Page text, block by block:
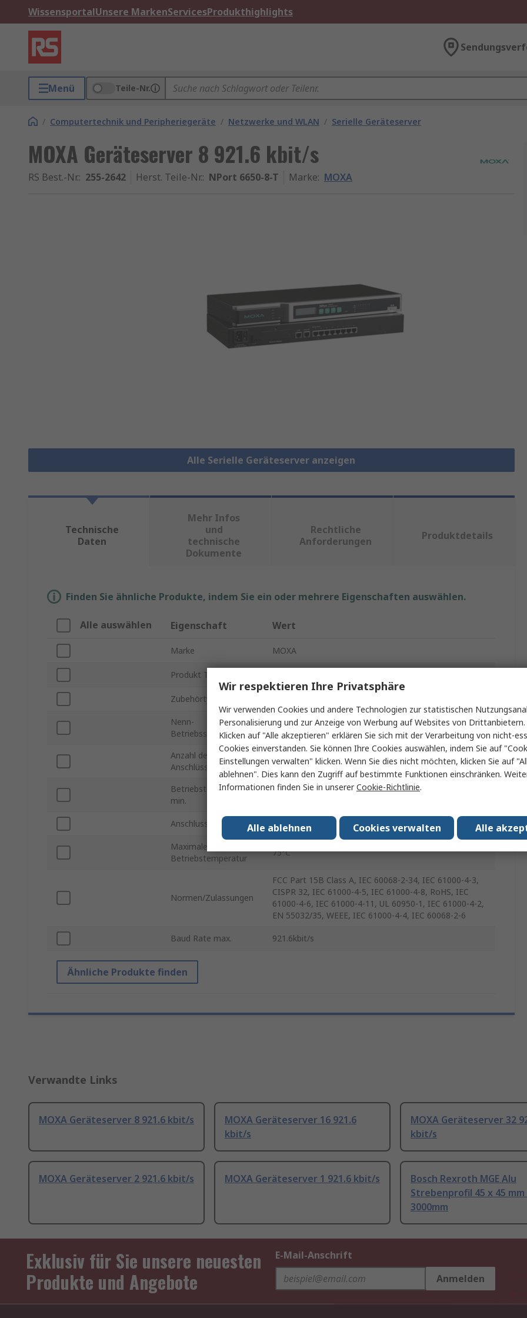
WissensportalUnsere MarkenServicesProdukthighlights
Menü Teile-Nr.
/ Computertechnik und Peripheriegeräte / Netzwerke und WLAN / Serielle Geräteserver
MOXA Geräteserver 8 921.6 kbit/s
RS Best.-Nr.: 255-2642 Herst. Teile-Nr.: NPort 6650-8-T Marke: MOXA
Alle Serielle Geräteserver anzeigen
Technische
Daten
Mehr Infos
und
technische
Dokumente
Rechtliche
Anforderungen
Produktdetails
Finden Sie ähnliche Produkte, indem Sie ein oder mehrere Eigenschaften auswählen.
Alle auswählen Eigenschaft Wert
Marke MOXA
Produkt Typ
Zubehörtyp
Nenn-
Betriebsspannung:
100 V ac
Anzahl der
Anschlüsse
8
Betriebstemperatur
min.
Anschluss 10/100 Base-Tx Ethernet
Maximale
Betriebstemperatur
75°C
Normen/Zulassungen
FCC Part 15B Class A, IEC 60068-2-34, IEC 61000-4-3,
CISPR 32, IEC 61000-4-5, IEC 61000-4-8, RoHS, IEC
61000-4-6, IEC 61000-4-11, UL 60950-1, IEC 61000-4-2,
EN 55032/35, WEEE, IEC 61000-4-4, IEC 60068-2-6
Baud Rate max. 921.6kbit/s
Ähnliche Produkte finden
Verwandte Links
MOXA Geräteserver 8 921.6 kbit/s
MOXA Geräteserver 16 921.6
kbit/s
MOXA Geräteserver 32
kbit/s
MOXA Geräteserver 2 921.6 kbit/s MOXA Geräteserver 1 921.6 kbit/s
Bosch Rexroth MGE Alu
Strebenprofil 45 x 45 mm
3000mm
Exklusiv für Sie unsere neuesten
Produkte und Angebote
E-Mail-Anschrift
Anmelden
Wir respektieren Ihre Privatsphäre
Wir verwenden Cookies und andere Technologien zur statistischen
Personalisierung und zur Anzeige von Werbung auf Websites von
Klicken auf "Alle akzeptieren" erklären Sie sich mit der Verarbeitung von nicht-
Cookies einverstanden. Sie können Ihre Cookies auswählen, indem Sie auf
Einstellungen verwalten" klicken. Wenn Sie dies nicht möchten, klicken Sie auf
ablehnen". Dies kann den Zugriff auf bestimmte Funktionen einschränken.
Informationen finden Sie in unsererCookie-Richtlinie.
Alle
Cookies verwalten
Alle ablehnen